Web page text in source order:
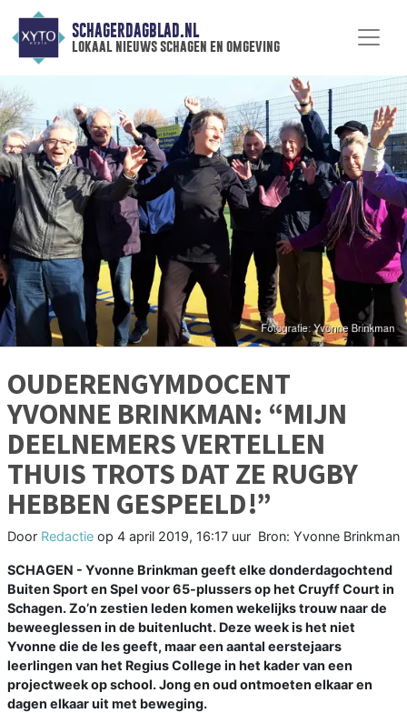
SCHAGERDAGBLAD.NL
lokaal nieuws schagen en omgeving
OUDERENGYMDOCENT
YVONNE BRINKMAN: “MIJN
DEELNEMERS VERTELLEN
THUIS TROTS DAT ZE RUGBY
HEBBEN GESPEELD!”
Door Redactie op 4 april 2019, 16:17 uur Bron: Yvonne Brinkman
SCHAGEN - Yvonne Brinkman geeft elke donderdagochtend
Buiten Sport en Spel voor 65-plussers op het Cruyff Court in
Schagen. Zo’n zestien leden komen wekelijks trouw naar de
beweeglessen in de buitenlucht. Deze week is het niet
Yvonne die de les geeft, maar een aantal eerstejaars
leerlingen van het Regius College in het kader van een
projectweek op school. Jong en oud ontmoeten elkaar en
dagen elkaar uit met beweging.